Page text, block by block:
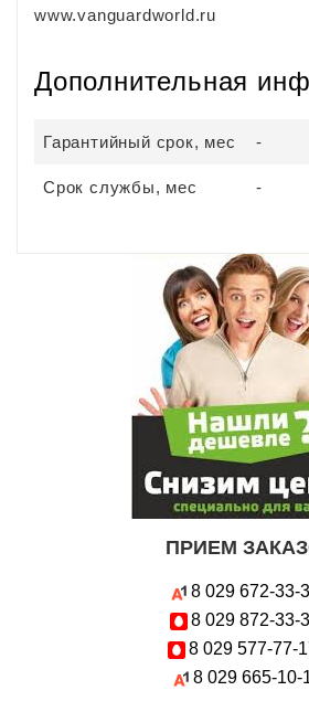
www.vanguardworld.ru
Дополнительная
Гарантийный срок, мес -
Срок службы, мес -
ПРИЕМ
8 029 672-33-
8 029 872-33-
8 029 577-77-
8 029 665-10-